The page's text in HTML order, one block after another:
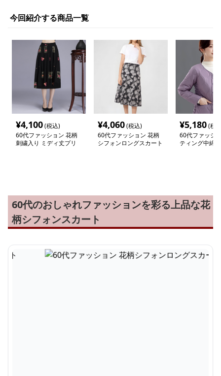
今回紹介する商品一覧
¥4,100(税込)
60代ファッション 花柄
刺繍入り ミディ丈プリ
¥4,060(税込)
60代ファッション 花柄
シフォンロングスカート
¥5,180(税
60代ファッシ
ティング中綿
60代のおしゃれファッションを彩る上品な花
柄シフォンスカート